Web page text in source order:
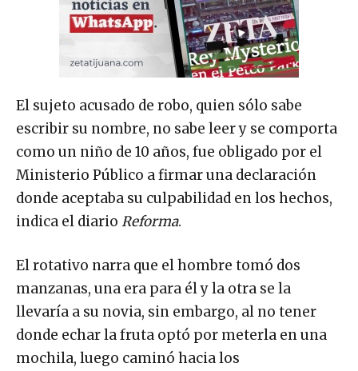
El sujeto acusado de robo, quien sólo sabe
escribir su nombre, no sabe leer y se comporta
como un niño de 10 años, fue obligado por el
Ministerio Público a firmar una declaración
donde aceptaba su culpabilidad en los hechos,
indica el diario Reforma.
El rotativo narra que el hombre tomó dos
manzanas, una era para él y la otra se la
llevaría a su novia, sin embargo, al no tener
donde echar la fruta optó por meterla en una
mochila, luego caminó hacia los